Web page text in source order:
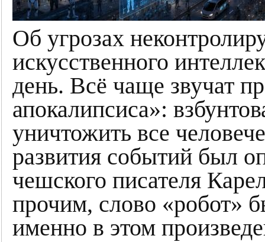
Об угрозах
искусственного
день. Всё чаще звучат
апокалипсиса»:
уничтожить все
развития событий был
чешского писателя
прочим, слово «робот»
именно в этом